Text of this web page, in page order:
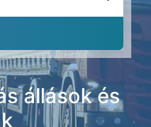
állások és